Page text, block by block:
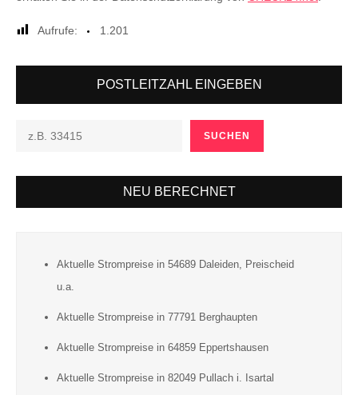
Aufrufe: 1.201
POSTLEITZAHL EINGEBEN
SUCHEN
NEU BERECHNET
Aktuelle Strompreise in 54689 Daleiden, Preischeid
u.a.
Aktuelle Strompreise in 77791 Berghaupten
Aktuelle Strompreise in 64859 Eppertshausen
Aktuelle Strompreise in 82049 Pullach i. Isartal